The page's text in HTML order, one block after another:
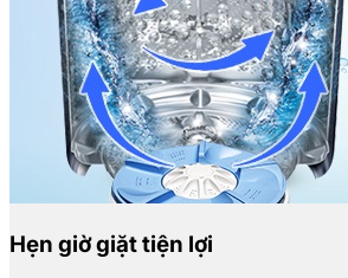
Hẹn giờ giặt tiện lợi